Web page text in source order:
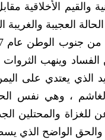
والقيم
وينهب الثروات
الذي يعتدي على
، وهي نفس
والمحتلين
والحق الواضح الذي